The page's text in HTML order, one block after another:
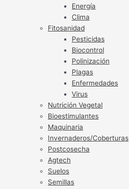
Energía
Clima
Fitosanidad
Pesticidas
Biocontrol
Polinización
Plagas
Enfermedades
Virus
Nutrición Vegetal
Bioestimulantes
Maquinaria
Invernaderos/Coberturas
Postcosecha
Agtech
Suelos
Semillas